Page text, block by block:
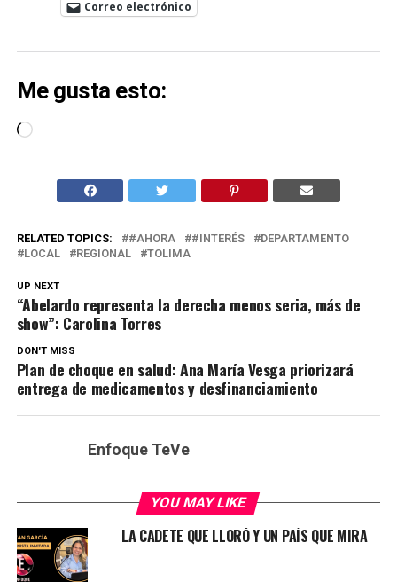
Correo electrónico
Me gusta esto:
Cargando...
RELATED TOPICS: #AHORA #INTERÉS
DEPARTAMENTO
LOCAL
REGIONAL TOLIMA
UP NEXT
“Abelardo representa la derecha menos seria, más de
show”: Carolina Torres
DON'T MISS
Plan de choque en salud: Ana María Vesga priorizará
entrega de medicamentos y desfinanciamiento
Enfoque TeVe
YOU MAY LIKE
LA CADETE QUE LLORÓ Y UN PAÍS QUE MIRA